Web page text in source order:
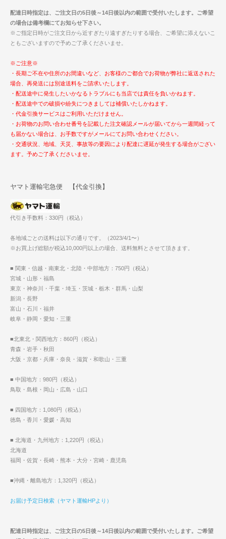
配達日時指定は、ご注文日の5日後～14日後以内の範囲で受付いたします。ご希望
の場合は備考欄にてお知らせ下さい。
※ご指定日時がご注文日から近すぎたり遠すぎたりする場合、ご希望に添えないこ
ともございますので予めご了承くださいませ。
※ご注意※
・長期ご不在や住所のお間違いなど、お客様のご都合でお荷物が弊社に返送された
場合、再発送には別途送料をご請求いたします。
・配送途中に発生したいかなるトラブルにも当店では責任を負いかねます。
・配送途中での破損や紛失につきましては補償いたしかねます。
・代金引換サービスはご利用いただけません。
・お荷物のお問い合わせ番号を記載した注文確認メールが届いてから一週間経って
も届かない場合は、お手数ですがメールにてお問い合わせください。
・交通状況、地域、天災、事故等の要因により配達に遅延が発生する場合がござい
ます。予めご了承くださいませ。
ヤマト運輸宅急便 【代金引換】
代引き手数料：330円（税込）
各地域ごとの送料は以下の通りです。（2023/4/1〜）
※お買上げ総額が税込10,000円以上の場合、送料無料とさせて頂きます。
■ 関東・信越・南東北・北陸・中部地方：750円（税込）
宮城・山形・福島
東京・神奈川・千葉・埼玉・茨城・栃木・群馬・山梨
新潟・長野
富山・石川・福井
岐阜・静岡・愛知・三重
■北東北・関西地方：860円（税込）
青森・岩手・秋田
大阪・京都・兵庫・奈良・滋賀・和歌山・三重
■ 中国地方：980円（税込）
鳥取・島根・岡山・広島・山口
■ 四国地方：1,080円（税込）
徳島・香川・愛媛・高知
■ 北海道・九州地方：1,220円（税込）
北海道
福岡・佐賀・長崎・熊本・大分・宮崎・鹿児島
■沖縄・離島地方：1,320円（税込）
お届け予定日検索（ヤマト運輸HPより）
配達日時指定は、ご注文日の5日後～14日後以内の範囲で受付いたします。ご希望